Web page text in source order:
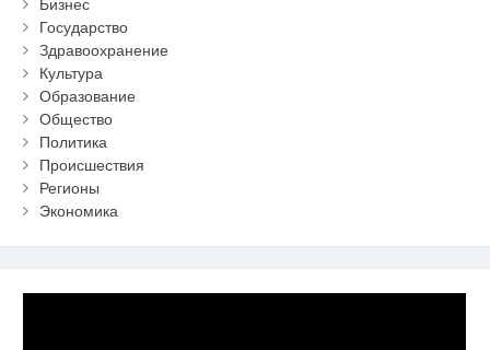
Бизнес
Государство
Здравоохранение
Культура
Образование
Общество
Политика
Происшествия
Регионы
Экономика